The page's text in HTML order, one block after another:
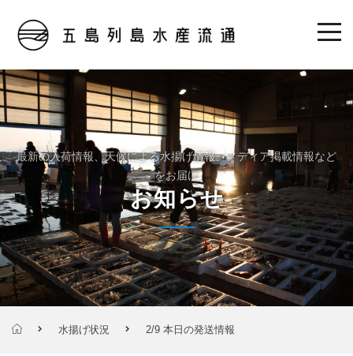
最新の入荷情報、天候による水揚げ情報、メディア掲載情報など
をお届け
お知らせ
水揚げ状況 2/9 本日の発送情報